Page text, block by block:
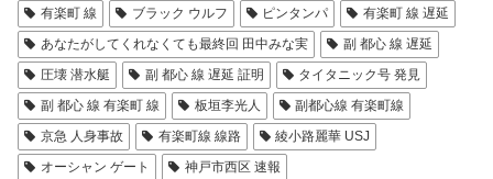
有楽町 線
ブラック ウルフ ピンタンパ
有楽町 線 遅延
あなたがしてくれなくても最終回 田中みな実
副 都心 線 遅延
圧壊 潜水艇
副 都心 線 遅延 証明
タイタニック号 発見
副 都心 線 有楽町 線
板垣李光人
副都心線 有楽町線
京急 人身事故
有楽町線 線路
綾小路麗華 USJ
オーシャン ゲート
神戸市西区 速報